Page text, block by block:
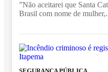
”Não aceitarei que Santa
Brasil com nome de